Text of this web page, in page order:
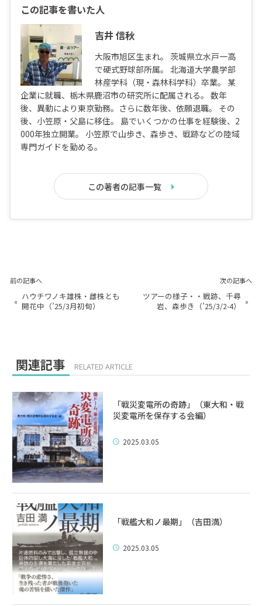
この記事を書いた人
吉井 信秋
大阪市旭区生まれ。 茨城県立水戸一高
で硬式野球部所属。 北海道大学農学部
林産学科（現・森林科学科）卒業。 某
企業に就職、栃木県鹿沼市の研究所に配属される。 数年
後、異動により東京勤務。さらに数年後、依願退職。 その
後、小笠原・父島に移住。 島でいくつかの仕事を経験後、2
000年独立開業。 小笠原で山歩き、森歩き、戦跡などの陸域
専門ガイドを勤める。
この著者の記事一覧
前の記事へ
« ハウチワノキ雄株・雌株とも
開花中（’25/3月初旬）
次の記事へ
ツアーの様子・・戦跡、千尋
岩、森歩き（’25/3/2-4）
»
関連記事 RELATED ARTICLE
「戦災変電所の奇跡」（東大和・戦
災変電所を保存する会編）
2025.03.05
「戦艦大和ノ最期」（吉田満）
2025.03.05